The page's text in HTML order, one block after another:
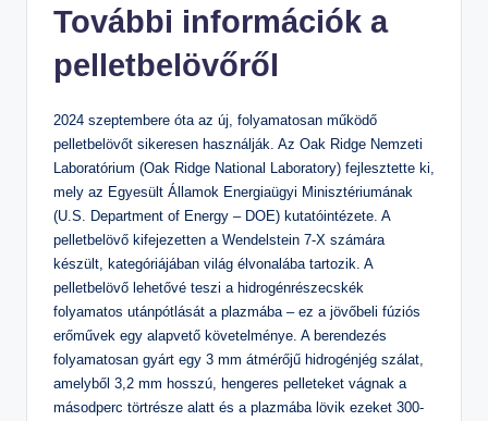
További információk a
pelletbelövőről
2024 szeptembere óta az új, folyamatosan működő
pelletbelövőt sikeresen használják. Az Oak Ridge Nemzeti
Laboratórium (Oak Ridge National Laboratory) fejlesztette ki,
mely az Egyesült Államok Energiaügyi Minisztériumának
(U.S. Department of Energy – DOE) kutatóintézete. A
pelletbelövő kifejezetten a Wendelstein 7-X számára
készült, kategóriájában világ élvonalába tartozik. A
pelletbelövő lehetővé teszi a hidrogénrészecskék
folyamatos utánpótlását a plazmába – ez a jövőbeli fúziós
erőművek egy alapvető követelménye. A berendezés
folyamatosan gyárt egy 3 mm átmérőjű hidrogénjég szálat,
amelyből 3,2 mm hosszú, hengeres pelleteket vágnak a
másodperc törtrésze alatt és a plazmába lövik ezeket 300-